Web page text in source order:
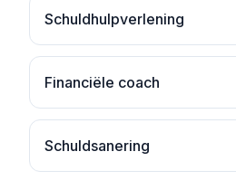
Schuldhulpverlening
Financiële coach
Schuldsanering